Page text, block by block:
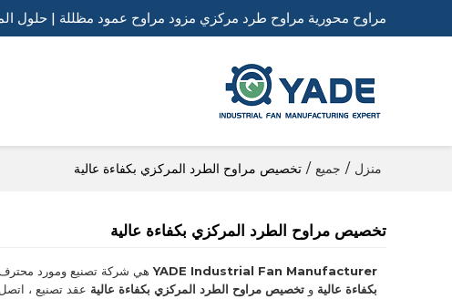
مراوح محورية مراوح طرد مركزي مزود مراوح عمود مظللة | حلول
منزل / جميع / تخصيص مراوح الطرد المركزي بكفاءة عالية
تخصيص مراوح الطرد المركزي بكفاءة عالية
YADE Industrial Fan Manufacturerهي شركة تصنيع ومورد
بكفاءة عالية و تخصيص مراوح الطرد المركزي بكفاءة عالية عقد تصنيع ،